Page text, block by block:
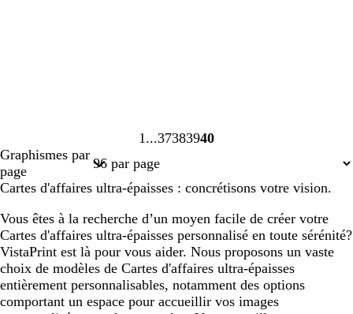
Page
1
1
Page
37 Page
38 Page
39 Page
40
Graphismes par
page
Cartes d'affaires ultra-épaisses : concrétisons votre vision.
Vous êtes à la recherche d’un moyen facile de créer votre
Cartes d'affaires ultra-épaisses personnalisé en toute sérénité?
VistaPrint est là pour vous aider. Nous proposons un vaste
choix de modèles de Cartes d'affaires ultra-épaisses
entièrement personnalisables, notamment des options
comportant un espace pour accueillir vos images